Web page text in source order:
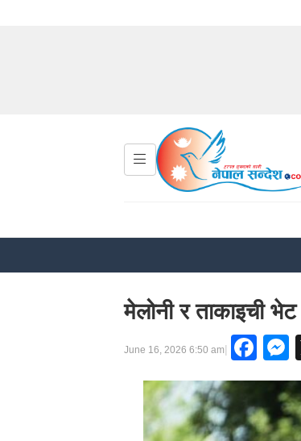
मेलोनी र ताकाइची भेट
June 16, 2026 6:50 am|